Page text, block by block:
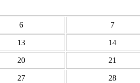
6 7
13 14
20 21
27 28